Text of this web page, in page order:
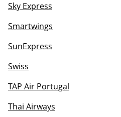
Sky Express
Smartwings
SunExpress
Swiss
TAP Air Portugal
Thai Airways